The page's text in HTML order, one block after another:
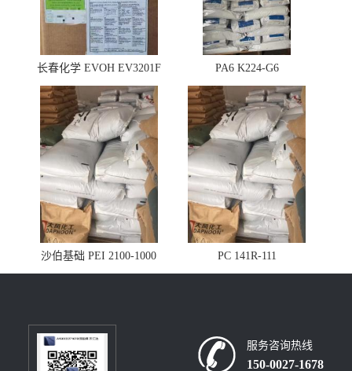
长春化学 EVOH EV3201F PA6 K224-G6
沙伯基础 PEI 2100-1000 PC 141R-111
服务咨询热线
150-0027-1678